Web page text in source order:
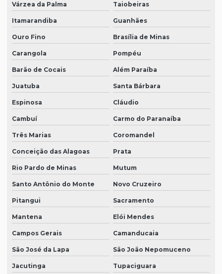
Várzea da Palma Taiobeiras
Itamarandiba Guanhães
Ouro Fino Brasília de Minas
Carangola Pompéu
Barão de Cocais Além Paraíba
Juatuba Santa Bárbara
Espinosa Cláudio
Cambuí Carmo do Paranaíba
Três Marias Coromandel
Conceição das Alagoas Prata
Rio Pardo de Minas Mutum
Santo Antônio do Monte Novo Cruzeiro
Pitangui Sacramento
Mantena Elói Mendes
Campos Gerais Camanducaia
São José da Lapa São João Nepomuceno
Jacutinga Tupaciguara